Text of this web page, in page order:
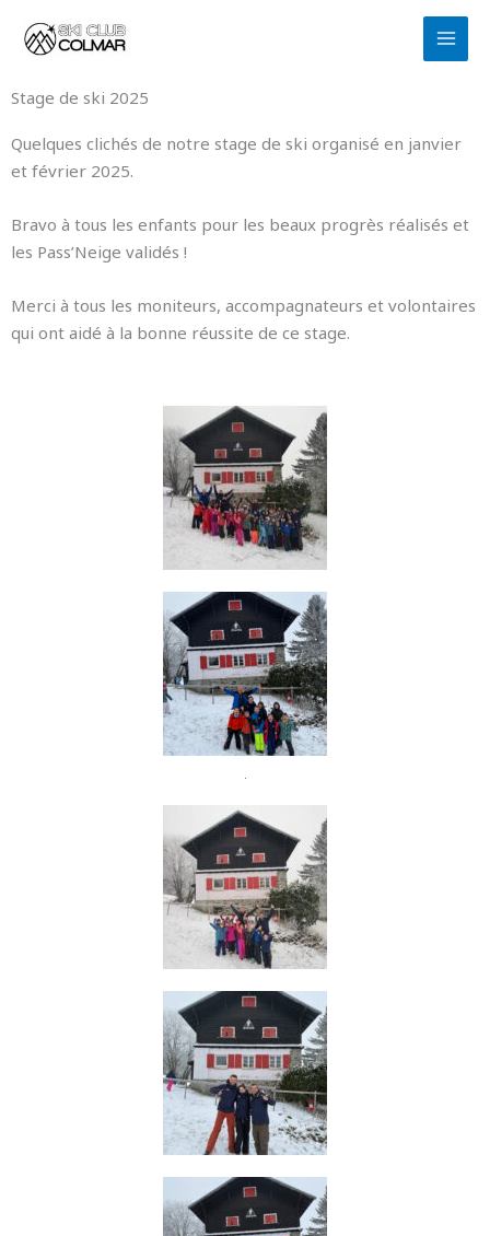
Stage de ski 2025
Quelques clichés de notre stage de ski organisé en janvier
et février 2025.
Bravo à tous les enfants pour les beaux progrès réalisés et
les Pass’Neige validés !
Merci à tous les moniteurs, accompagnateurs et volontaires
qui ont aidé à la bonne réussite de ce stage.